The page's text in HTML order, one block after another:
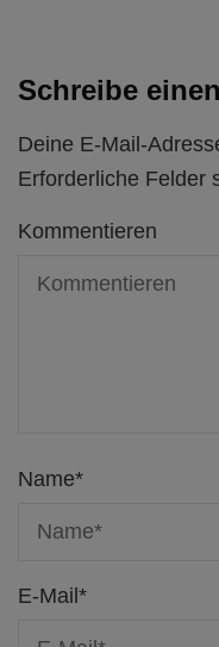
Schreibe
Deine E-Mail-
Erforderliche Felder
Kommentieren
Name*
E-Mail*